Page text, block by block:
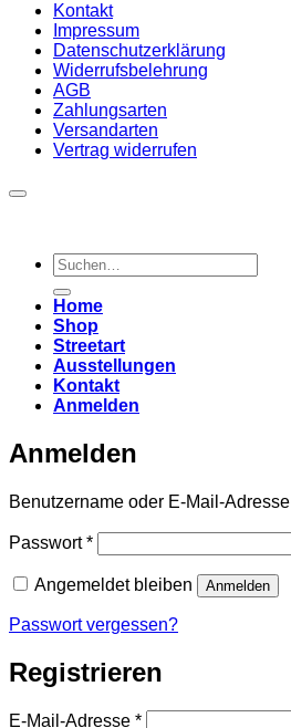
Kontakt
Impressum
Datenschutzerklärung
Widerrufsbelehrung
AGB
Zahlungsarten
Versandarten
Vertrag widerrufen
Suchen
nach:
Home
Shop
Streetart
Ausstellungen
Kontakt
Anmelden
Anmelden
Benutzername oder E-Mail-Adresse
Passwort*Erforderlich
Angemeldet bleiben Anmelden
Passwort vergessen?
Registrieren
E-Mail-Adresse *Erforderlich